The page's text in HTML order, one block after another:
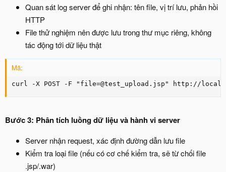
Quan sát log server để ghi nhận: tên file, vị trí lưu, phản hồi
HTTP
File thử nghiệm nên được lưu trong thư mục riêng, không
tác động tới dữ liệu thật
Mã:
curl -X POST -F "file=@test_upload.jsp" http://
Bước 3: Phân tích luồng dữ liệu và hành vi server
Server nhận request, xác định đường dẫn lưu file
Kiểm tra loại file (nếu có cơ chế kiểm tra, sẽ từ chối file
.jsp/.war)